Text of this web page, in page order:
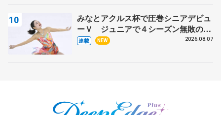
みなとアクルス杯で圧巻シニアデビュ
ーＶ ジュニアで４シーズン無敗の島
田麻央
連載 NEW 2026.08.07